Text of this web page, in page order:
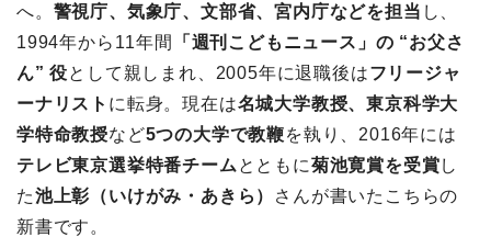
へ。 警視庁、気象庁、文部省、宮内庁などを担当 し、
1994年から11年間
「週刊こどもニュース」の “お父さ
ん” 役として親しまれ、2005年に退職後はフリージャ
ーナリスト に転身。現在は名城大学教授、東京科学大
学特命教授など5つの大学で教鞭を執り、2016年には
テレビ東京選挙特番チーム とともに菊池寛賞を受賞し
た池上彰（いけがみ・あきら）
さんが書いたこちらの
新書です。